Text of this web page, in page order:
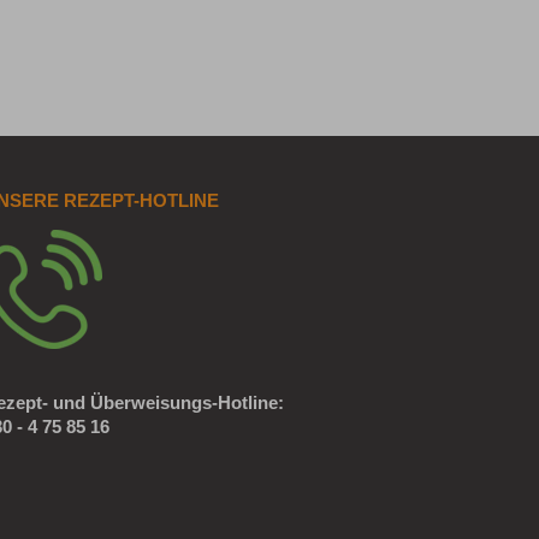
REZEPT-HOTLINE
und Überweisungs-Hotline:
- 4 75 85 16